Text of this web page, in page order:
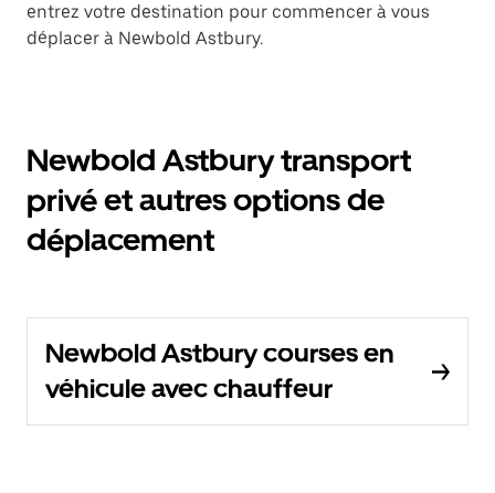
entrez votre destination pour commencer à vous
déplacer à Newbold Astbury.
Newbold Astbury transport
privé et autres options de
déplacement
Newbold Astbury courses en
véhicule avec chauffeur